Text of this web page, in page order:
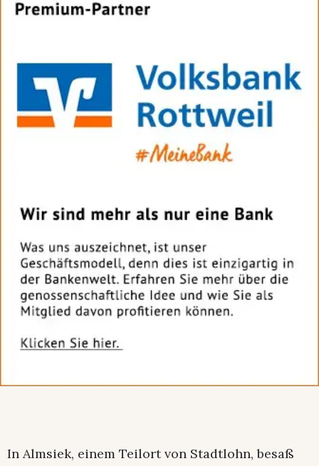
In Almsiek, einem Teilort von Stadtlohn, besaß